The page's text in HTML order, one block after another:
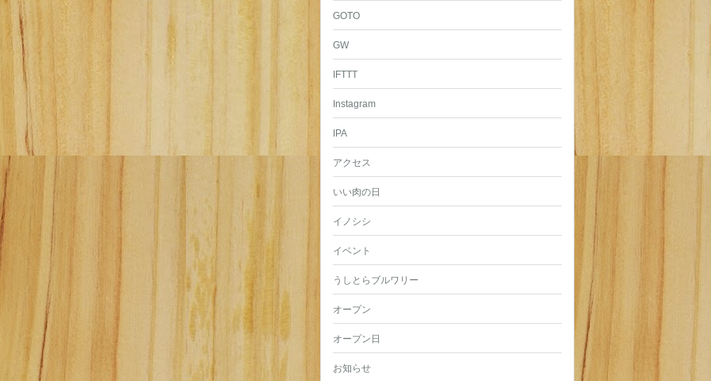
GOTO
GW
IFTTT
Instagram
IPA
アクセス
いい肉の日
イノシシ
イベント
うしとらブルワリー
オープン
オープン日
お知らせ